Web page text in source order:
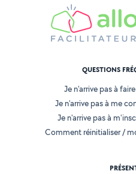
QUESTIONS
Je n'arrive pas à
Je n'arrive pas à me
Je n'arrive pas à
Comment réinitialiser /